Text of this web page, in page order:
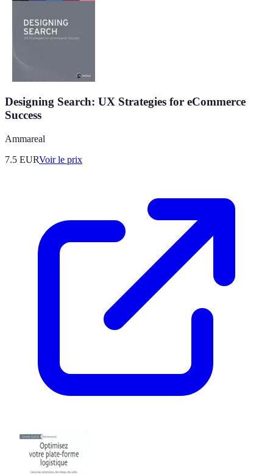
Designing Search: UX Strategies for eCommerce
Success
Ammareal
7.5 EURVoir le prix